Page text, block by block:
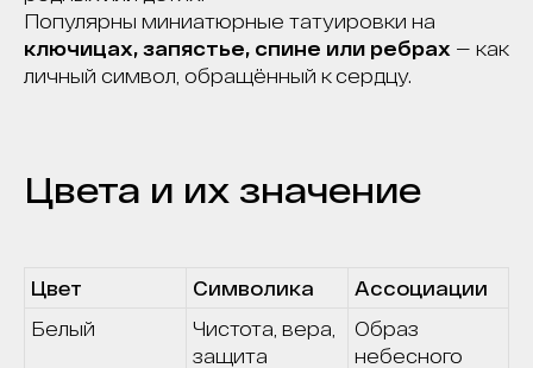
Популярны миниатюрные татуировки на
ключицах, запястье, спине или ребрах — как
личный символ, обращённый к сердцу.
Цвета и их значение
Цвет Символика
Ассоциации
Белый
Чистота, вера,
защита
Образ
небесного